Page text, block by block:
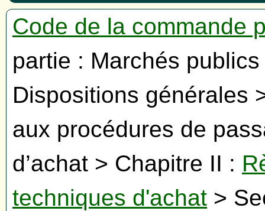
Code de la commande
partie : Marchés
Dispositions générales
aux procédures de
d’achat > Chapitre II :
techniques d'achat >